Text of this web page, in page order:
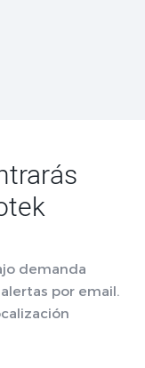
demanda
por email.